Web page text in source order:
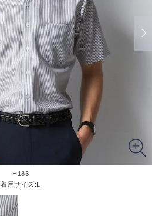
H183
着用サイズ:L